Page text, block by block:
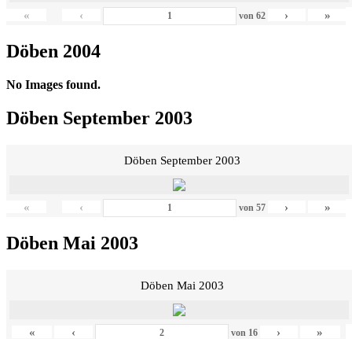
« ‹ von 62 › »
Döben 2004
No Images found.
Döben September 2003
Döben September 2003
« ‹ von 57 › »
Döben Mai 2003
Döben Mai 2003
« ‹ von 16 › »